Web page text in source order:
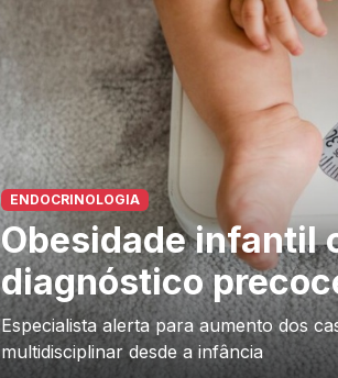
ENDOCRINOLOGIA
Obesidade infantil
diagnóstico
Especialista alerta para aumento dos
multidisciplinar desde a infância